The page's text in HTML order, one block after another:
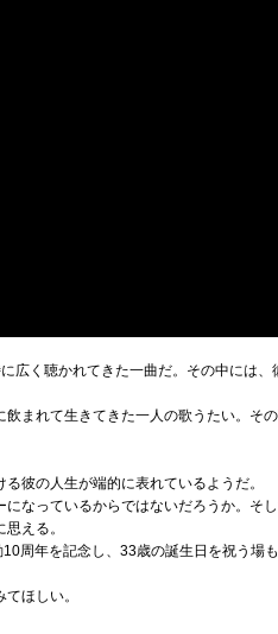
広く聴かれてきた一曲だ。その中には
まれて生きてきた一人の歌うたい。その
彼の人生が端的に表れているようだ。
なっているからではないだろうか。そ
える。
周年を記念し、33歳の誕生日を祝う場
ほしい。